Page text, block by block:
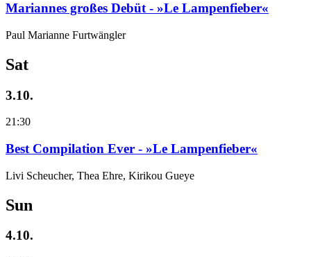
Mariannes großes Debüt - »Le Lampenfieber«
Paul Marianne Furtwängler
Sat
3.10.
21:30
Best Compilation Ever - »Le Lampenfieber«
Livi Scheucher, Thea Ehre, Kirikou Gueye
Sun
4.10.